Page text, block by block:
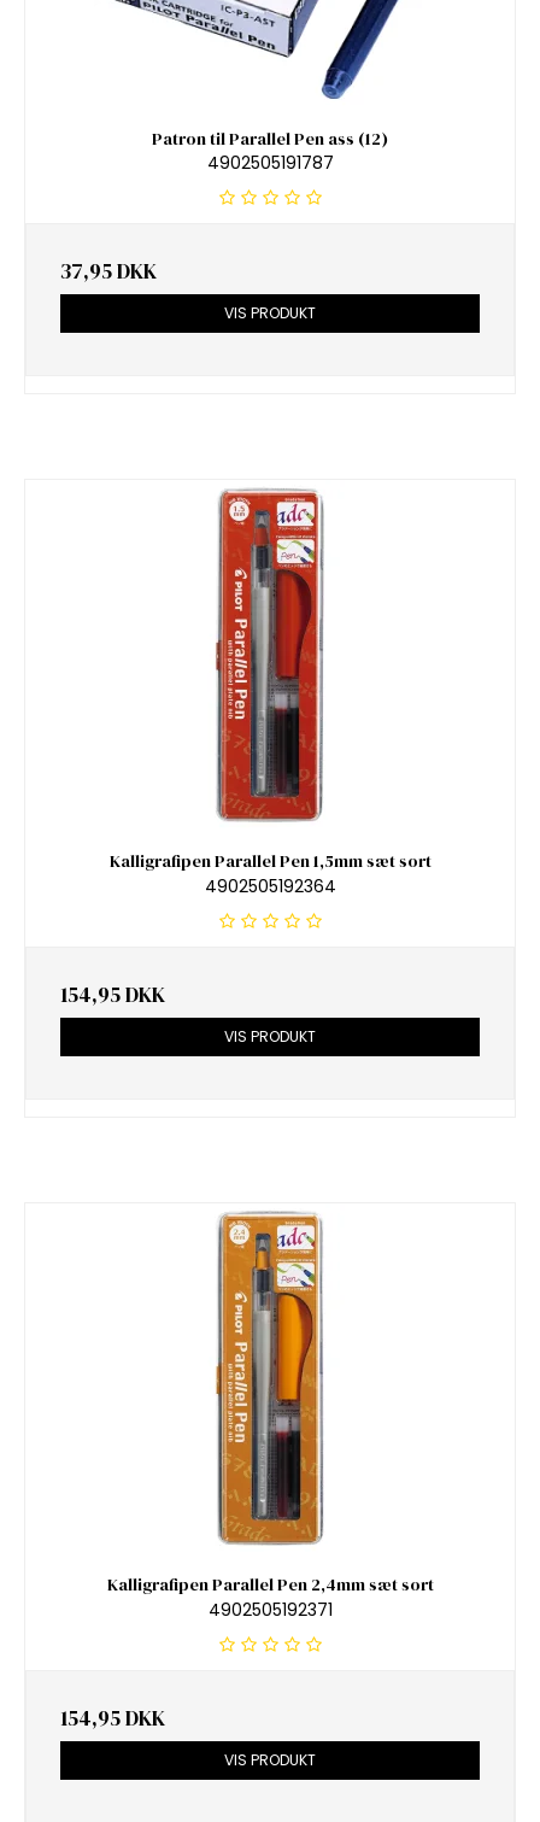
Patron til Parallel Pen ass (12)
4902505191787
37,95 DKK
VIS PRODUKT
Kalligrafipen Parallel Pen 1,5mm sæt sort
4902505192364
154,95 DKK
VIS PRODUKT
Kalligrafipen Parallel Pen 2,4mm sæt sort
4902505192371
154,95 DKK
VIS PRODUKT